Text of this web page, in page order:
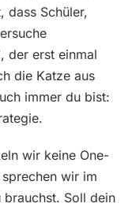
dass Schüler,
der erst einmal
die Katze aus
immer du bist:
wir keine One-
wir im
Soll dein